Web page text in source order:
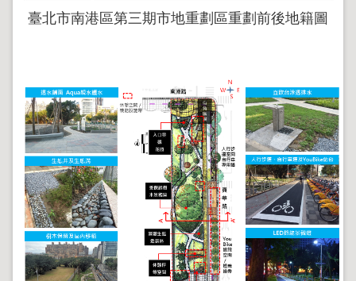
臺北市南港區第三期市地重劃區重劃前後地籍圖